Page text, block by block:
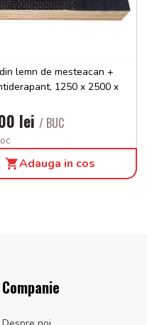
lemn de mesteacan +
1250 x 2500 x
lei / BUC
Adauga in cos
Companie